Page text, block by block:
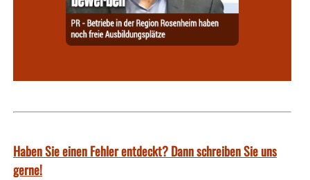
Haben Sie einen Fehler entdeckt? Dann schreiben Sie uns
gerne!